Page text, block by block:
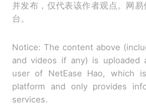
并发布，仅代表该作者观点。网
台。
Notice: The content above
and videos if any) is uploaded
user of NetEase Hao, which
platform and only provides
services.